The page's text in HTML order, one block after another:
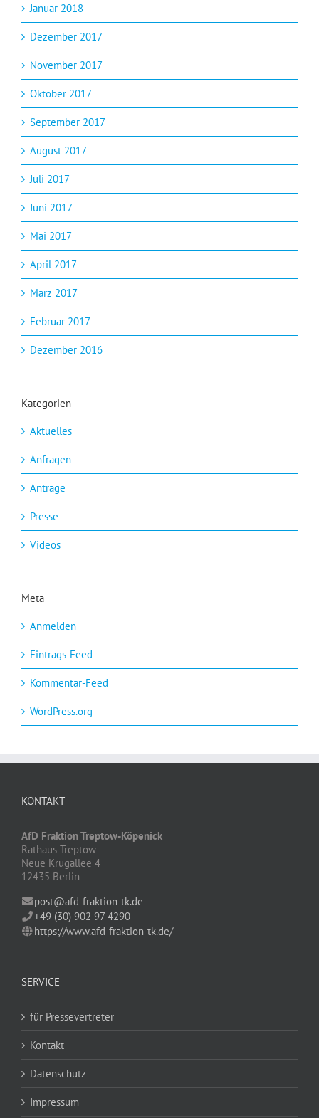
Januar 2018
Dezember 2017
November 2017
Oktober 2017
September 2017
August 2017
Juli 2017
Juni 2017
Mai 2017
April 2017
März 2017
Februar 2017
Dezember 2016
Kategorien
Aktuelles
Anfragen
Anträge
Presse
Videos
Meta
Anmelden
Eintrags-Feed
Kommentar-Feed
WordPress.org
KONTAKT
AfD Fraktion Treptow-Köpenick
Rathaus Treptow
Neue Krugallee 4
12435 Berlin
post@afd-fraktion-tk.de
+49 (30) 902 97 4290
https://www.afd-fraktion-tk.de/
SERVICE
für Pressevertreter
Kontakt
Datenschutz
Impressum